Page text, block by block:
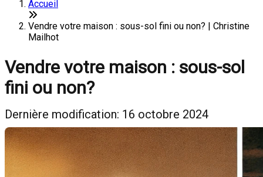
Accueil
Vendre votre maison : sous-sol fini ou non? | Christine
Mailhot
Vendre votre maison : sous-sol
fini ou non?
Dernière modification: 16 octobre 2024